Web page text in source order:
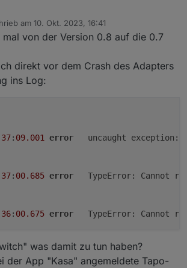
am 10. Okt. 2023, 16:41
editiert von
mal von der Version 0.8 auf die 0.7
direkt vor dem Crash des Adapters
ins Log:
37: 09.001 error
uncaught exception:
37: 00.685 error
TypeError: Cannot
36: 00.675 error
TypeError: Cannot
was damit zu tun haben?
der App "Kasa" angemeldete Tapo-